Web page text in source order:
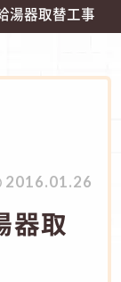
器取替工事
2016.01.26
取